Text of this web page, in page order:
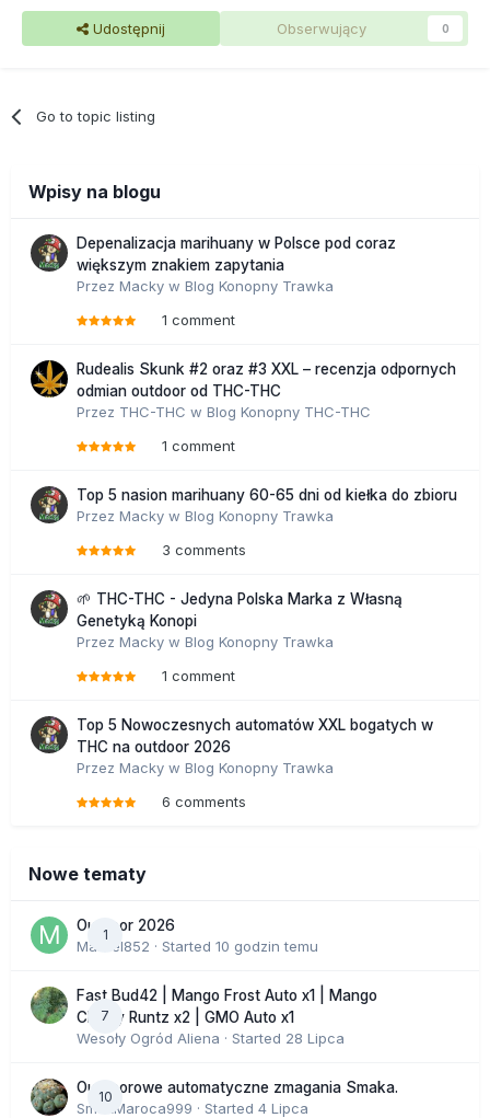
Udostępnij Obserwujący 0
Go to topic listing
Wpisy na blogu
Depenalizacja marihuany w Polsce pod coraz
większym znakiem zapytania
Przez Macky w Blog Konopny Trawka
1 comment
Rudealis Skunk #2 oraz #3 XXL – recenzja odpornych
odmian outdoor od THC-THC
Przez THC-THC w Blog Konopny THC-THC
1 comment
Top 5 nasion marihuany 60-65 dni od kiełka do zbioru
Przez Macky w Blog Konopny Trawka
3 comments
🌱 THC-THC - Jedyna Polska Marka z Własną
Genetyką Konopi
Przez Macky w Blog Konopny Trawka
1 comment
Top 5 Nowoczesnych automatów XXL bogatych w
THC na outdoor 2026
Przez Macky w Blog Konopny Trawka
6 comments
Nowe tematy
1
Outdoor 2026
Marcel852 · Started 10 godzin temu
7
Fast Bud42 | Mango Frost Auto x1 | Mango
Cherry Runtz x2 | GMO Auto x1
Wesoły Ogród Aliena · Started 28 Lipca
10
Outdoorowe automatyczne zmagania Smaka.
SmakMaroca999 · Started 4 Lipca